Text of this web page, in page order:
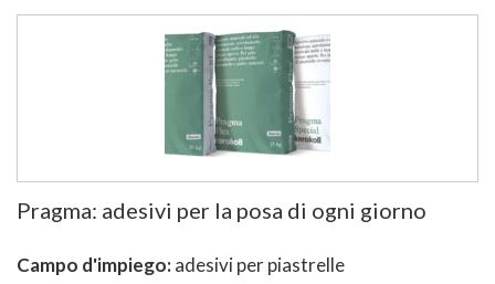
Pragma: adesivi per la posa di ogni giorno
Campo d'impiego:adesivi per piastrelle